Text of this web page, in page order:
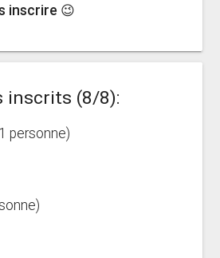
inscrire 😉
inscrits (8/8):
personne)